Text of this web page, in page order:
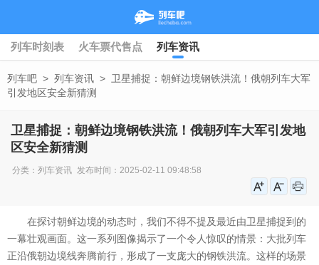
列车时刻表 火车票代售点 列车资讯
列车吧 > 列车资讯 > 卫星捕捉：朝鲜边境钢铁洪流！俄朝列车大军
引发地区安全新猜测
卫星捕捉：朝鲜边境钢铁洪流！俄朝列车大军引发地
区安全新猜测
分类： 列车资讯 发布时间：2025-02-11 09:48:58
在探讨朝鲜边境的动态时，我们不得不提及最近由卫星捕捉到的
一幕壮观画面。这一系列图像揭示了一个令人惊叹的情景：大批列车
正沿俄朝边境线奔腾前行，形成了一支庞大的钢铁洪流。这样的场景